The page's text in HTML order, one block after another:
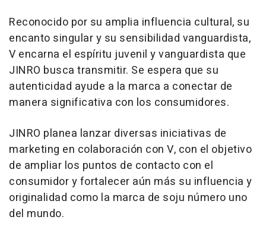
Reconocido por su amplia influencia cultural, su
encanto singular y su sensibilidad vanguardista,
V encarna el espíritu juvenil y vanguardista que
JINRO busca transmitir. Se espera que su
autenticidad ayude a la marca a conectar de
manera significativa con los consumidores.
JINRO planea lanzar diversas iniciativas de
marketing en colaboración con V, con el objetivo
de ampliar los puntos de contacto con el
consumidor y fortalecer aún más su influencia y
originalidad como la marca de soju número uno
del mundo.